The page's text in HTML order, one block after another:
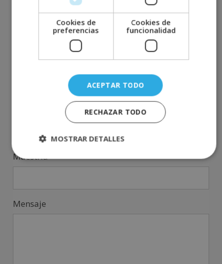
Maestría*
Mensaje
Cookies de
preferencias
Cookies de
funcionalidad
ACEPTAR TODO
RECHAZAR TODO
MOSTRAR DETALLES